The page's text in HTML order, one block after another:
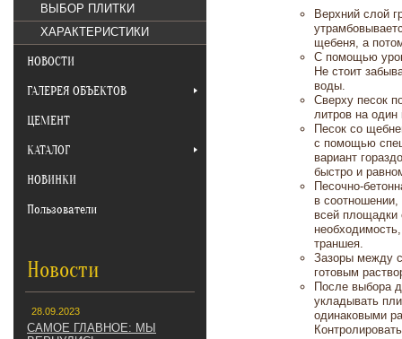
ВЫБОР ПЛИТКИ
ХАРАКТЕРИСТИКИ
НОВОСТИ
ГАЛЕРЕЯ ОБЪЕКТОВ
ЦЕМЕНТ
КАТАЛОГ
НОВИНКИ
Пользователи
Новости
28.09.2023
САМОЕ ГЛАВНОЕ: МЫ
Верхний слой
щебеня, а
С помощью
Не стоит
воды.
Сверху песок
литров на
Песок со
с помощью
вариант
быстро и
Песочно-
в
всей площадки
траншея.
Зазоры между
готовым
После выбора
укладывать
одинаковыми